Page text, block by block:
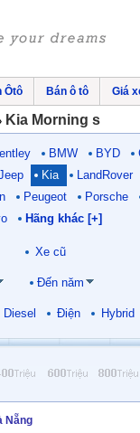
Ôtô Bán ô tô Giá
Kia Morning s
BMW BYD
Kia LandRover
Peugeot Porsche
Hãng khác [+]
Xe cũ
Đến năm
Diesel Điện Hybrid
Nẵng